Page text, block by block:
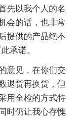
先以我个人的名
会的话，也非常
提供的产品绝不
承诺。
意见，在你们交
退货再换货，但
用全检的方式特
时仍让我心存愧